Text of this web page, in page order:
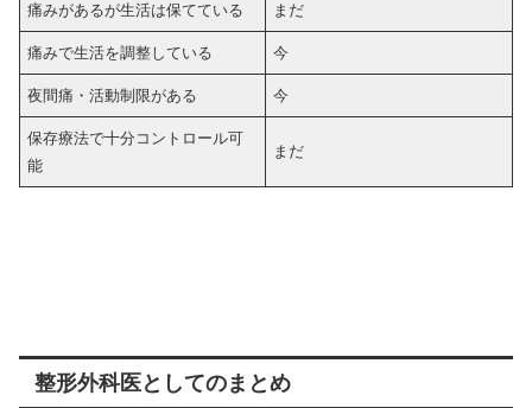
痛みがあるが生活は保てている まだ
痛みで生活を調整している 今
夜間痛・活動制限がある 今
保存療法で十分コントロール可
能
まだ
整形外科医としてのまとめ